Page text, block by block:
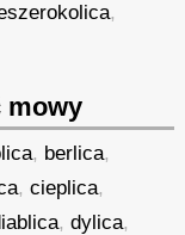
,
mowy
, berlica,
,cieplica,
,dylica,